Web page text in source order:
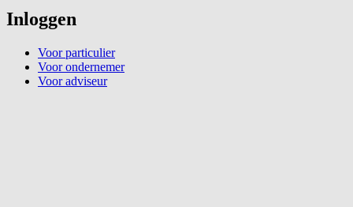
Inloggen
Voor particulier
Voor ondernemer
Voor adviseur